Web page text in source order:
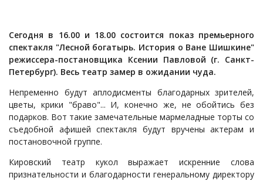
Сегодня в 16.00 и 18.00 состоится показ премьерного
спектакля "Лесной богатырь. История о Ване Шишкине"
режиссера-постановщика Ксении Павловой (г. Санкт-
Петербург). Весь театр замер в ожидании чуда.
Непременно будут аплодисменты благодарных зрителей,
цветы, крики "браво"... И, конечно же, не обойтись без
подарков. Вот такие замечательные мармеладные торты со
съедобной афишей спектакля будут вручены актерам и
постановочной группе.
Кировский театр кукол выражает искренние слова
признательности и благодарности генеральному директору